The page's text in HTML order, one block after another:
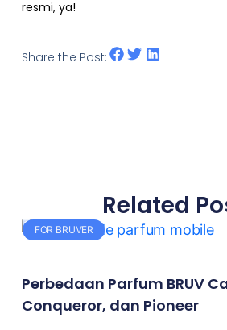
resmi, ya!
Share the Post:
Related
FOR BRUVER
Perbedaan Parfum BRUV
Conqueror, dan Pioneer